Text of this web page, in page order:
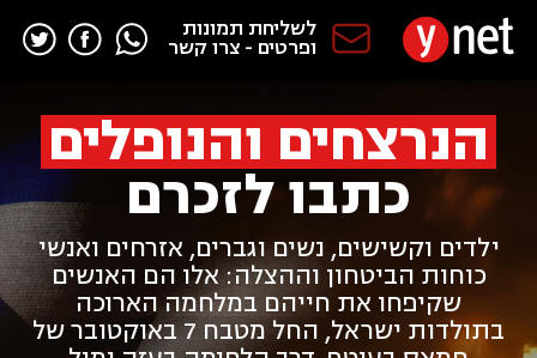
לשליחת תמונות
ופרטים - צרו קשר
הנרצחים והנופלים
כתבו לזכרם
ילדים וקשישים, נשים וגברים, אזרחים ואנשי
כוחות הביטחון וההצלה: אלו הם האנשים
שקיפחו את חייהם במלחמה הארוכה
בתולדות ישראל, החל מטבח 7 באוקטובר של